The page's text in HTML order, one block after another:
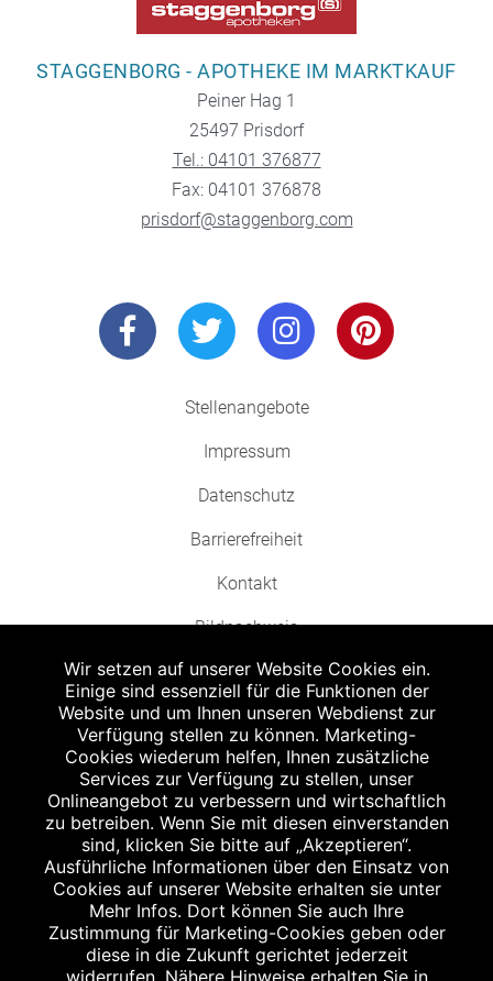
STAGGENBORG - APOTHEKE IM MARKTKAUF
Peiner Hag 1
25497 Prisdorf
Tel.: 04101 376877
Fax: 04101 376878
prisdorf@staggenborg.com
Stellenangebote
Impressum
Datenschutz
Barrierefreiheit
Kontakt
Bildnachweis
Abgabe in haushaltsüblichen Mengen, solange der Vorrat reicht. Für Druck-
und Satzfehler keine Haftung.
Zu Risiken und Nebenwirkungen lesen Sie die Packungsbeilage und fragen
Sie Ihren Arzt oder Apotheker.
Angabe nach der deutschen Arzneimitteltaxe Apothekenerstattungspreis
(AEP). Der AEP ist keine unverbindliche Preisempfehlung der Hersteller. Der
AEP ist ein von den Apotheken in Ansatz gebrachter Preis für rezeptfreie
Arzneimittel. Er entspricht in der Höhe dem für Apotheken verbindlichen
Abgabepreis, zu dem eine Apotheke in bestimmten Fällen (z.B. bei Kindern
unter 12 Jahren) das Produkt mit der gesetzlichen Krankenversicherung
abrechnet. Der AEP ist der allgemeine Erstattungspreis im Falle einer
Kostenübernahme durch die gesetzlichen Krankenkassen, vor Abzug eines
Wir setzen auf unserer Website Cookies ein.
Einige sind essenziell für die Funktionen der
Website und um Ihnen unseren Webdienst zur
Verfügung stellen zu können. Marketing-
Cookies wiederum helfen, Ihnen zusätzliche
Services zur Verfügung zu stellen, unser
Onlineangebot zu verbessern und wirtschaftlich
zu betreiben. Wenn Sie mit diesen einverstanden
sind, klicken Sie bitte auf „Akzeptieren“.
Ausführliche Informationen über den Einsatz von
Cookies auf unserer Website erhalten sie unter
Mehr Infos. Dort können Sie auch Ihre
Zustimmung für Marketing-Cookies geben oder
diese in die Zukunft gerichtet jederzeit
widerrufen. Nähere Hinweise erhalten Sie in